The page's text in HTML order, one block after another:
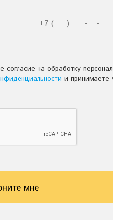
на обработку
и принимаете
мне